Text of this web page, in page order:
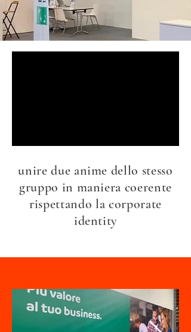
unire due anime dello stesso
gruppo in maniera coerente
rispettando la corporate
identity